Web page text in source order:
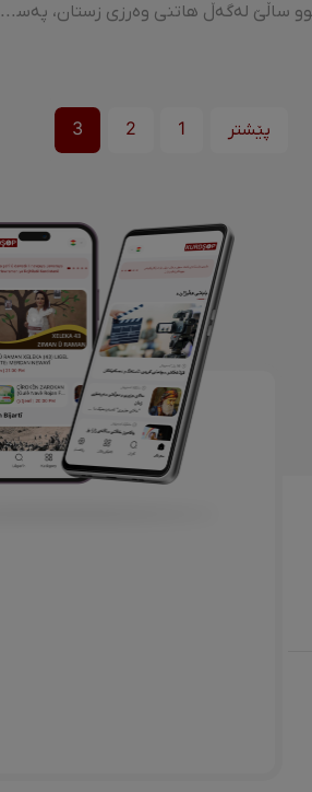
هەموو ساڵێ لەگەڵ هاتنی وەرزی زستان، پەسیو و هەڵامەت و ئانفلۆئانزا و چەندین جۆر پەتا و نەخۆشیی دیکە لەناو کۆمەڵگادا بڵاو دەبنەوە و هاووڵاتیان دەبێ بەردەوام بە ڕێگای دوکتۆر و دەرمانخانەکانەوە بن.
پێشتر 1
2
3